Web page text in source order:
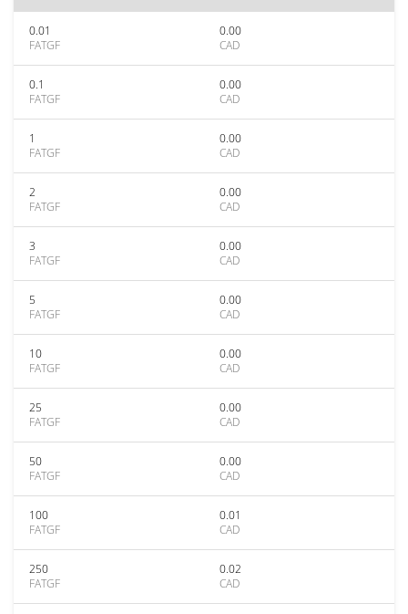
0.01
FATGF
0.00
CAD
0.1
FATGF
0.00
CAD
1
FATGF
0.00
CAD
2
FATGF
0.00
CAD
3
FATGF
0.00
CAD
5
FATGF
0.00
CAD
10
FATGF
0.00
CAD
25
FATGF
0.00
CAD
50
FATGF
0.00
CAD
100
FATGF
0.01
CAD
250
FATGF
0.02
CAD